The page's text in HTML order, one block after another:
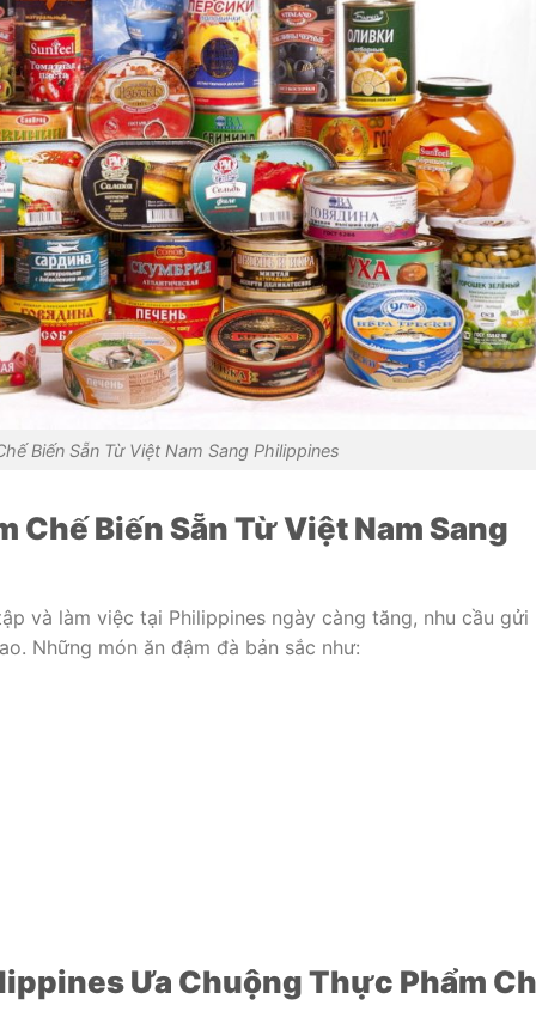
Biến Sẵn Từ Việt Nam Sang Philippines
Chế Biến Sẵn Từ Việt Nam Sang
và làm việc tại Philippines ngày càng tăng, nhu cầu gửi
Những món ăn đậm đà bản sắc như:
Ưa Chuộng Thực Phẩm